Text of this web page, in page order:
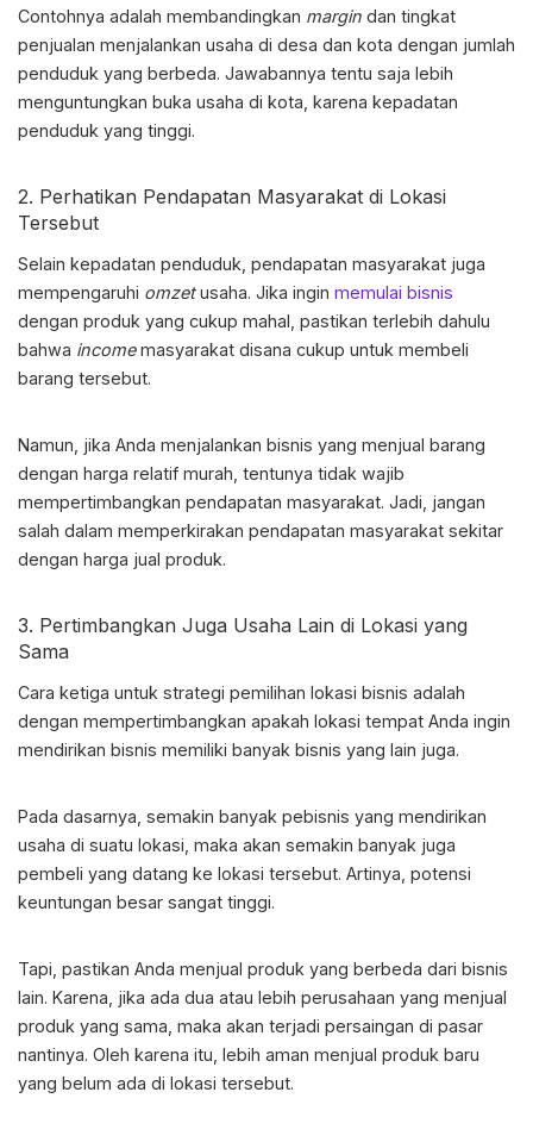
Contohnya adalah membandingkan margin dan tingkat
penjualan menjalankan usaha di desa dan kota dengan jumlah
penduduk yang berbeda. Jawabannya tentu saja lebih
menguntungkan buka usaha di kota, karena kepadatan
penduduk yang tinggi.
2. Perhatikan Pendapatan Masyarakat di Lokasi
Tersebut
Selain kepadatan penduduk, pendapatan masyarakat juga
mempengaruhi omzetusaha. Jika ingin memulai bisnis
dengan produk yang cukup mahal, pastikan terlebih dahulu
bahwa incomemasyarakat disana cukup untuk membeli
barang tersebut.
Namun, jika Anda menjalankan bisnis yang menjual barang
dengan harga relatif murah, tentunya tidak wajib
mempertimbangkan pendapatan masyarakat. Jadi, jangan
salah dalam memperkirakan pendapatan masyarakat sekitar
dengan harga jual produk.
3. Pertimbangkan Juga Usaha Lain di Lokasi yang
Sama
Cara ketiga untuk strategi pemilihan lokasi bisnis adalah
dengan mempertimbangkan apakah lokasi tempat Anda ingin
mendirikan bisnis memiliki banyak bisnis yang lain juga.
Pada dasarnya, semakin banyak pebisnis yang mendirikan
usaha di suatu lokasi, maka akan semakin banyak juga
pembeli yang datang ke lokasi tersebut. Artinya, potensi
keuntungan besar sangat tinggi.
Tapi, pastikan Anda menjual produk yang berbeda dari bisnis
lain. Karena, jika ada dua atau lebih perusahaan yang menjual
produk yang sama, maka akan terjadi persaingan di pasar
nantinya. Oleh karena itu, lebih aman menjual produk baru
yang belum ada di lokasi tersebut.